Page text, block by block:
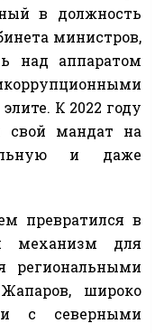
в должность
министров,
над аппаратом
К 2022 году
свой мандат на
и даже
превратился в
механизм для
региональными
широко
с северными